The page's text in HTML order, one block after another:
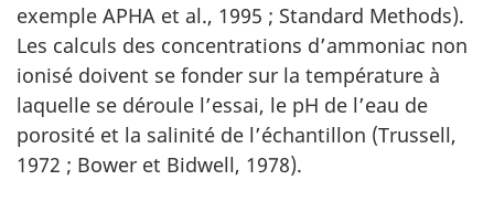
exemple APHA et al., 1995 ; Standard Methods).
Les calculs des concentrations d’ammoniac non
ionisé doivent se fonder sur la température à
laquelle se déroule l’essai, le pH de l’eau de
porosité et la salinité de l’échantillon (Trussell,
1972 ; Bower et Bidwell, 1978).